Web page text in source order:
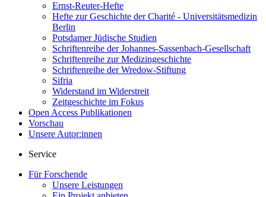
Ernst-Reuter-Hefte
Hefte zur Geschichte der Charité - Universitätsmedizin
Berlin
Potsdamer Jüdische Studien
Schriftenreihe der Johannes-Sassenbach-Gesellschaft
Schriftenreihe zur Medizingeschichte
Schriftenreihe der Wredow-Stiftung
Sifria
Widerstand im Widerstreit
Zeitgeschichte im Fokus
Open Access Publikationen
Vorschau
Unsere Autor:innen
Service
Für Forschende
Unsere Leistungen